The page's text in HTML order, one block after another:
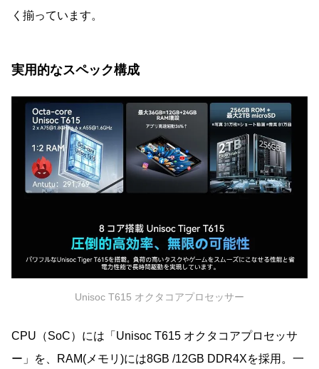
く揃っています。
実用的なスペック構成
Unisoc T615 オクタコアプロセッサー
CPU（SoC）には「Unisoc T615 オクタコアプロセッサ
ー」を、RAM(メモリ)には8GB /12GB DDR4Xを採用。一